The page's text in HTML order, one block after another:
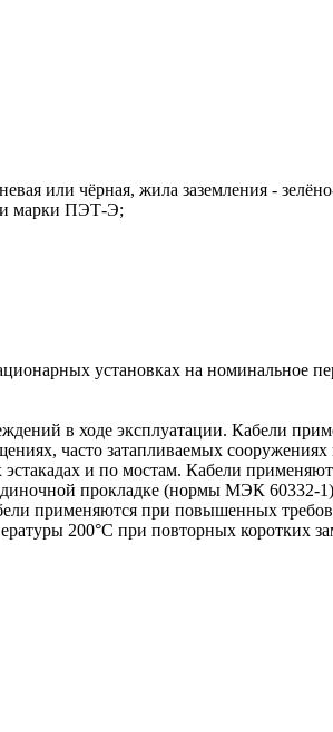
или чёрная, жила заземления -
марки ПЭТ-Э;
установках на номинальное
в ходе эксплуатации. Кабели
часто затапливаемых
и по мостам. Кабели
прокладке (нормы МЭК 60332-
применяются при повышенных
200°C при повторных коротких